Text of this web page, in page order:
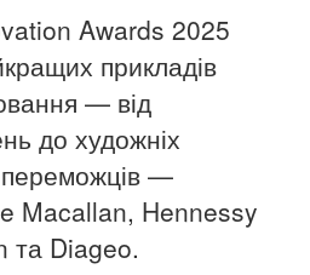
Awards 2025
прикладів
— від
до художніх
—
Macallan, Hennessy
та Diageo.